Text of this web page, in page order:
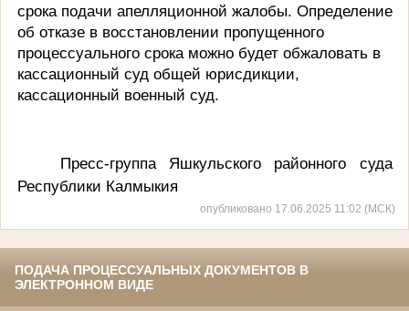
срока подачи апелляционной жалобы. Определение
об отказе в восстановлении пропущенного
процессуального срока можно будет обжаловать в
кассационный суд общей юрисдикции,
кассационный военный суд.
Пресс-группа Яшкульского районного суда
Республики Калмыкия
опубликовано 17.06.2025 11:02 (МСК)
ПОДАЧА ПРОЦЕССУАЛЬНЫХ ДОКУМЕНТОВ В
ЭЛЕКТРОННОМ ВИДЕ